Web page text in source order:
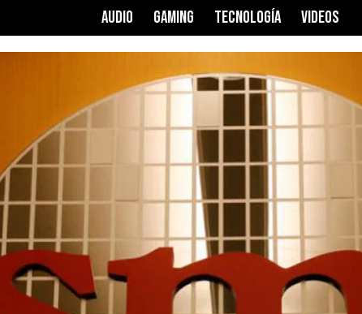
AUDIO GAMING TECNOLOGÍA VIDEOS